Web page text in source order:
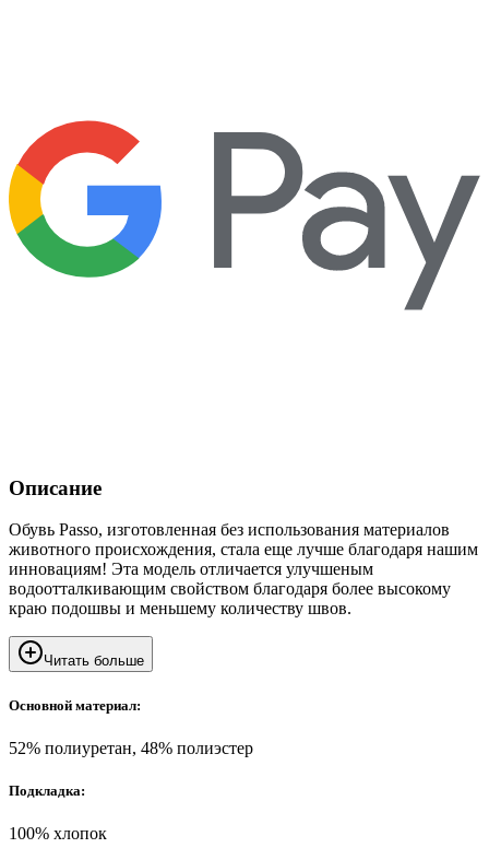
Описание
Обувь Passo, изготовленная без использования материалов
животного происхождения, стала еще лучше благодаря нашим
инновациям! Эта модель отличается улучшеным
водоотталкивающим свойством благодаря более высокому
краю подошвы и меньшему количеству швов.
Читать больше
Основной материал:
52% полиуретан, 48% полиэстер
Подкладка:
100% хлопок